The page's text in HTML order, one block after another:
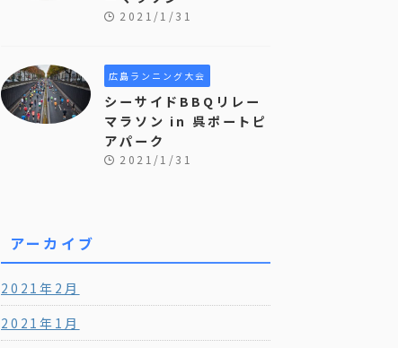
2021/1/31
広島ランニング大会
シーサイドBBQリレー
マラソン in 呉ポートピ
アパーク
2021/1/31
アーカイブ
2021年2月
2021年1月